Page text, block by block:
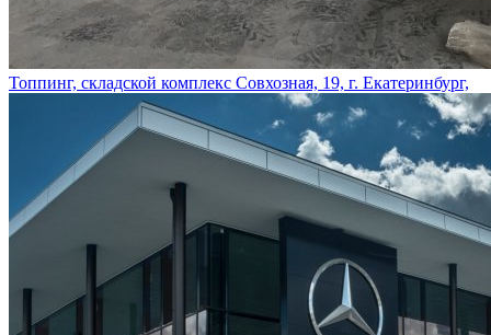
Топпинг, складской комплекс Совхозная, 19, г. Екатеринбург,